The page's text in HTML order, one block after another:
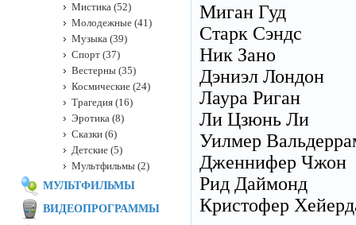
Миган Гуд
Старк Сэндс
Ник Зано
Дэниэл Лондон
Лаура Риган
Ли Цзюнь Ли
Уилмер
Дженнифер Чжон
Рид Даймонд
Кристофер
Мистика (52)
Молодежные (41)
Музыка (39)
Спорт (37)
Вестерны (35)
Космические (24)
Трагедия (16)
Эротика (8)
Сказки (6)
Детские (5)
Мультфильмы (2)
МУЛЬТФИЛЬМЫ
ВИДЕОПРОГРАММЫ